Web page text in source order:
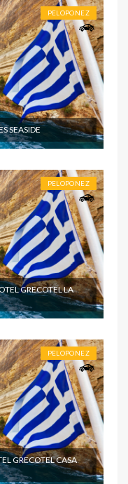
PELOPONEZ
SEASIDE
PELOPONEZ
GRECOTEL LA
PELOPONEZ
GRECOTEL CASA